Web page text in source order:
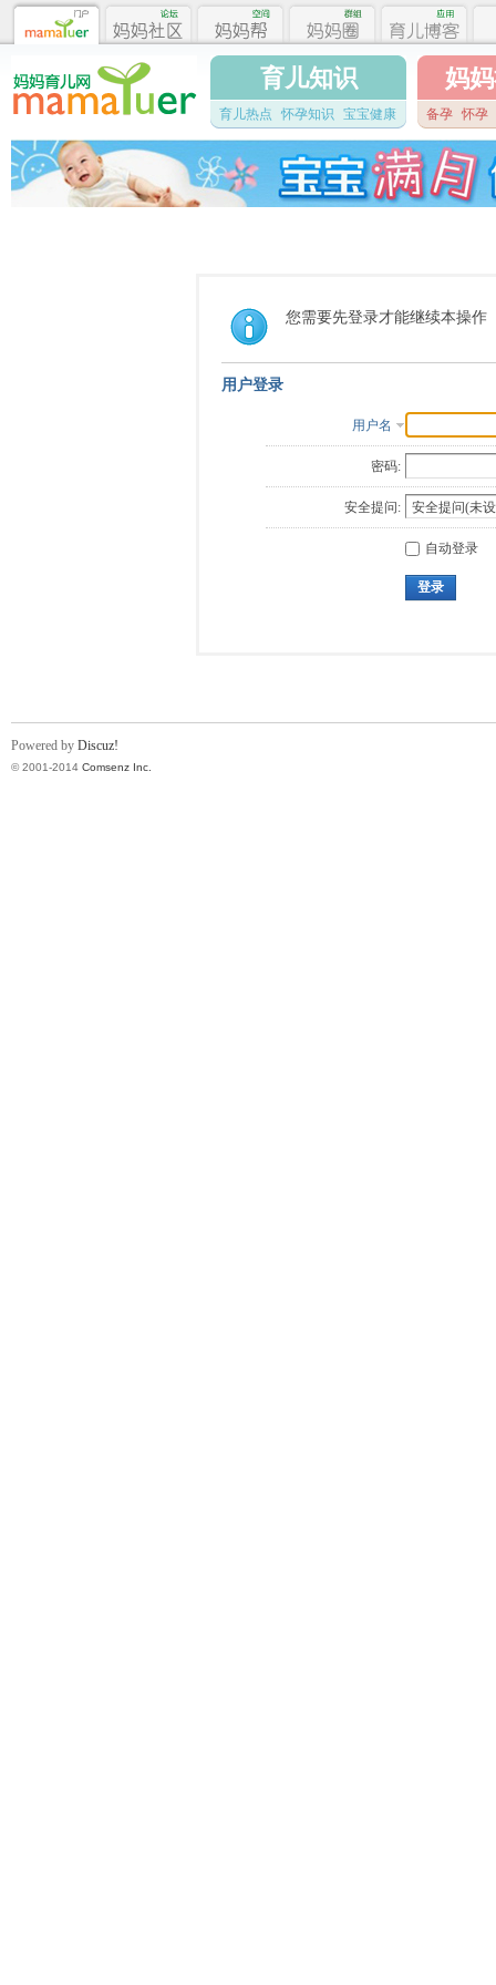
育儿知识
育儿热点 怀孕知识 宝宝健康
妈
备孕 怀孕
您需要先登录才能继续本操作
用户登录
用户名
密码:
安全提问:
自动登录
登录
Powered by Discuz!
© 2001-2014 Comsenz Inc.